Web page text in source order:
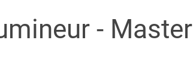
- Master